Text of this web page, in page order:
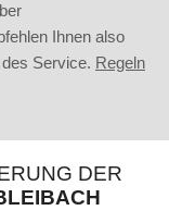
Ihnen also
Service. Regeln
DER